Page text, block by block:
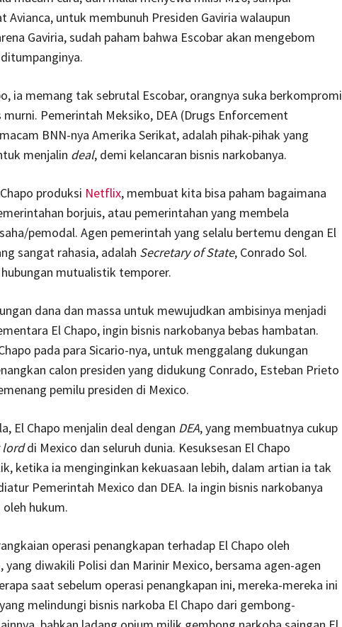
Avianca, untuk membunuh Presiden Gaviria walaupun
Gaviria, sudah paham bahwa Escobar akan mengebom
ia memang tak sebrutal Escobar, orangnya suka berkompromi
murni. Pemerintah Meksiko, DEA (Drugs Enforcement
BNN-nya Amerika Serikat, adalah pihak-pihak yang
menjalin deal, demi kelancaran bisnis narkobanya.
produksi Netflix, membuat kita bisa paham bagaimana
borjuis, atau pemerintahan yang membela
pemodal. Agen pemerintah yang selalu bertemu dengan El
sangat rahasia, adalah Secretary of State, Conrado Sol.
mutualistik temporer.
dana dan massa untuk mewujudkan ambisinya menjadi
El Chapo, ingin bisnis narkobanya bebas hambatan.
pada para Sicario-nya, untuk menggalang dukungan
calon presiden yang didukung Conrado, Esteban Prieto
pemilu presiden di Mexico.
El Chapo menjalin deal dengan DEA, yang membuatnya cukup
lorddi Mexico dan seluruh dunia. Kesuksesan El Chapo
ketika ia menginginkan kekuasaan lebih, dalam artian ia tak
Pemerintah Mexico dan DEA. Ia ingin bisnis narkobanya
hukum.
operasi penangkapan terhadap El Chapo oleh
yang diwakili Polisi dan Marinir Mexico, bersama agen-agen
saat sebelum operasi penangkapan ini, mereka-mereka ini
melindungi bisnis narkoba El Chapo dari gembong-